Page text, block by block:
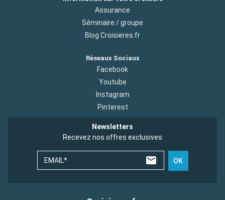
Assurance
Séminaire / groupe
Blog Croisieres.fr
Réseaux Sociaux
Facebook
Youtube
Instagram
Pinterest
Newsletters
Recevez nos offres exclusives
EMAIL* OK